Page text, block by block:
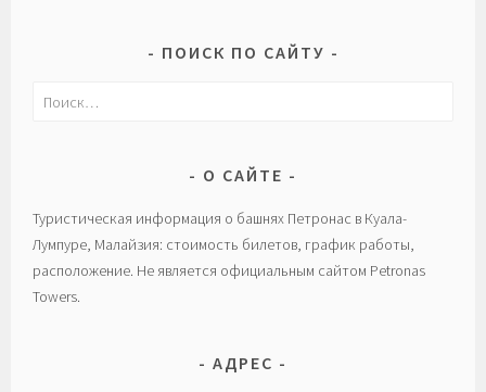
ПОИСК ПО САЙТУ
Найти:
О САЙТЕ
Туристическая информация о башнях Петронас в Куала-
Лумпуре, Малайзия: стоимость билетов, график работы,
расположение. Не является официальным сайтом Petronas
Towers.
АДРЕС